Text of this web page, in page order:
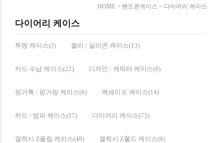
HOME > 핸드폰케이스 > 다이어리 케이스
다이어리 케이스
투명 케이스(3) 젤리 / 실리콘 케이스(13)
카드 수납 케이스(22) 디자인 / 캐릭터 케이스(8)
핑거톡 / 핑거링 케이스(8) 맥세이프 케이스(14)
하드 / 범퍼 케이스(17) 다이어리 케이스(75)
갤럭시 Z플립 케이스(48) 갤럭시 Z폴드 케이스(9)